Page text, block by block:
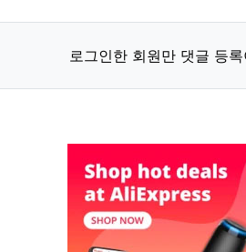
로그인한 회원만 댓글 등